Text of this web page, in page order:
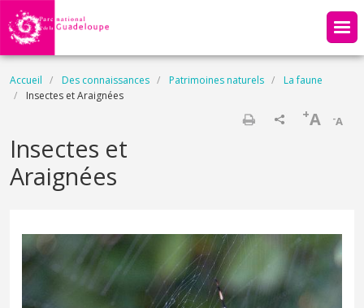
Aller au contenu principal
Fil d'Ariane
Accueil Des connaissances Patrimoines naturels
La faune
Insectes et Araignées
-A
+A
Insectes et
Araignées